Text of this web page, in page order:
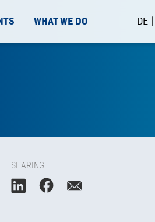
WHAT WE DO DE
SHARING